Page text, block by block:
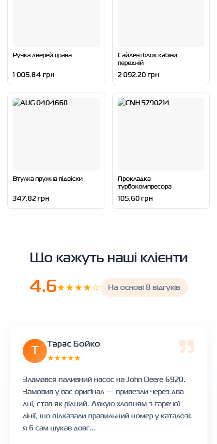
Ручка дверей права
1 005.84 грн
Сайлентблок кабіни
передній
2 092.20 грн
Втулка пружна підвіски
347.82 грн
Прокладка
турбокомпресора
105.60 грн
Що кажуть наші клієнти
4.6★★★★☆ На основі 8 відгуків
Тарас Бойко
★★★★★
Зламався паливний насос на John Deere 6920.
Замовив у вас оригінал — привезли через два
дні, став як рідний. Дякую хлопцям з гарячої
лінії, що підказали правильний номер у каталозі:
я б сам шукав довг...